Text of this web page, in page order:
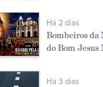
Há 2 dias
Bombeiros da
do Bom Jesus
Há 3 dias